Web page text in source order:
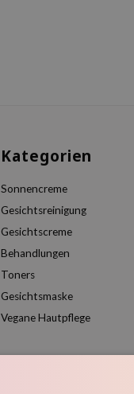
Kategorien
Sonnencreme
Gesichtsreinigung
Gesichtscreme
Behandlungen
Toners
Gesichtsmaske
Vegane Hautpflege